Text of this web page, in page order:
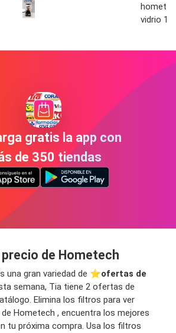
vidrio 1.5l
gratis la app con
de 350 tiendas
de Hometech
una gran variedad de ⭐️ofertas de
semana, Tia tiene 2 ofertas de
Elimina los filtros para ver
Hometech , encuentra los mejores
tu próxima compra. Usa los filtros